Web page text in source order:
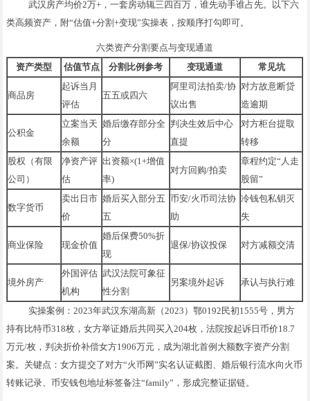
武汉房产均价2万+，一套房动辄三四百万，谁先动手谁占先。以下六
类高频资产，附“估值+分割+变现”实操表，按顺序打勾即可。
六类资产分割要点与变现通道
资产类型
估值节点 分割比例参考 变现通道 常见坑
商品房
起诉当月
评估
五五或四六
阿里司法拍卖/协
议出售
对方故意断贷
造逾期
公积金
立案当天
余额
婚后缴存部分全
分
判决生效后中心
直提
对方柜台提取
转移
股权（有限
公司）
净资产评
估
出资额×(1+增值
率)
对方回购/拍卖
章程约定“人走
股留”
数字货币
卖出日市
价
婚后买入部分五
五
币安/火币司法协
助
冷钱包私钥灭
失
商业保险 现金价值
婚后保费50%折
现
退保/协议投保 对方减额交清
境外房产
外国评估
机构
武汉法院可象征
性分割
另案境外起诉 承认与执行难
实操案例：2023年武汉东湖高新（2023）鄂0192民初1555号，男方
持有比特币318枚，女方举证婚后共同买入204枚，法院按起诉日币价18.7
万元/枚，判决折价补偿女方1906万元，成为湖北首例大额数字资产分割
案。关键点：女方提交了对方“火币网”实名认证截图、婚后银行流水向火币
转账记录、币安钱包地址标签备注“family”，形成完整证据链。